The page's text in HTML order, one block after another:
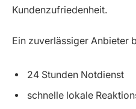
Kundenzufriedenheit.
Ein zuverlässiger Anbieter
24 Stunden Notdienst
schnelle lokale